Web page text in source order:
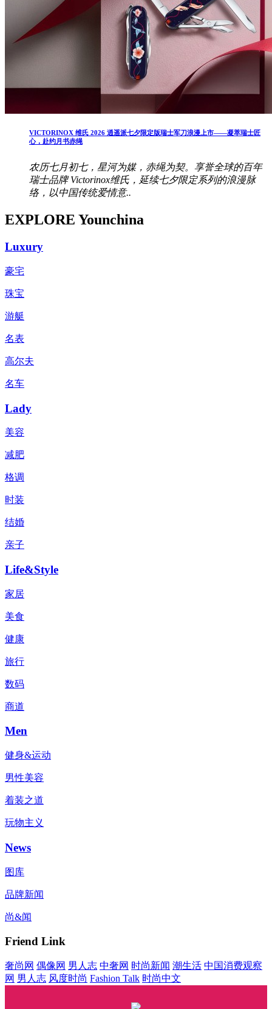
VICTORINOX 维氏 2026 逍遥派七夕限定版瑞士军刀浪漫上市——凝萃瑞士匠
心，赴约月书赤绳
农历七月初七，星河为媒，赤绳为契。享誉全球的百年
瑞士品牌 Victorinox维氏，延续七夕限定系列的浪漫脉
络，以中国传统爱情意..
EXPLORE Younchina
Luxury
豪宅
珠宝
游艇
名表
高尔夫
名车
Lady
美容
减肥
格调
时装
结婚
亲子
Life&Style
家居
美食
健康
旅行
数码
商道
Men
健身&运动
男性美容
着装之道
玩物主义
News
图库
品牌新闻
尚&闻
Friend Link
奢尚网 偶像网 男人志 中奢网 时尚新闻 潮生活 中国消费观察
网 男人志 风度时尚 Fashion Talk 时尚中文